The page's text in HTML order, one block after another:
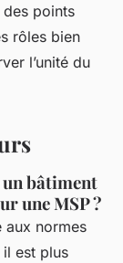
points
rôles bien
l’unité du
bâtiment
une MSP ?
aux normes
est plus